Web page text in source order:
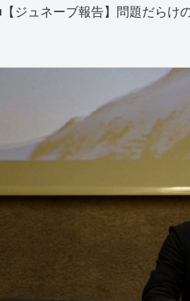
ジュネーブ報告】問題だら